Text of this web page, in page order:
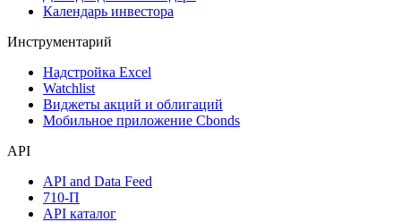
Календарь инвестора
Инструментарий
Надстройка Excel
Watchlist
Виджеты акций и облигаций
Мобильное приложение Cbonds
API
API and Data Feed
710-П
API каталог